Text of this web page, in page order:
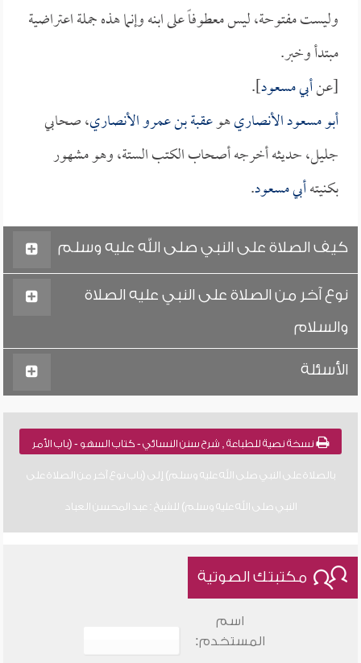
وليست مفتوحة، ليس معطوفاً على ابنه وإنما هذه جملة اعتراضية
مبتدأ وخبر.
[عنأبي مسعود].
أبو مسعود الأنصاريهوعقبة بن عمرو الأنصاري، صحابي
جليل، حديثه أخرجه أصحاب الكتب الستة، وهو مشهور
بكنيتهأبي مسعود.
كيف الصلاة على النبي صلى الله عليه وسلم
نوع آخر من الصلاة على النبي عليه الصلاة
والسلام
الأسئلة
نسخة نصية للطباعة , شرح سنن النسائي - كتاب السهو - (باب الأمر
بالصلاة على النبي صلى الله عليه وسلم) إلى (باب نوع آخر من الصلاة على
النبي صلى الله عليه وسلم) للشيخ : عبد المحسن العباد
مكتبتك الصوتية
اسم
المستخدم: